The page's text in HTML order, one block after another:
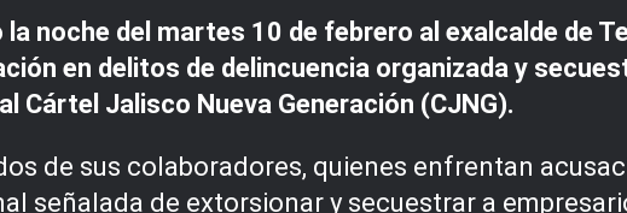
noche del martes 10 de febrero al exalcalde de
en delitos de delincuencia organizada y
Cártel Jalisco Nueva Generación (CJNG).
de sus colaboradores, quienes enfrentan
señalada de extorsionar y secuestrar a